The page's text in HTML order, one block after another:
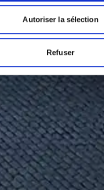
Autoriser la sélection
Refuser